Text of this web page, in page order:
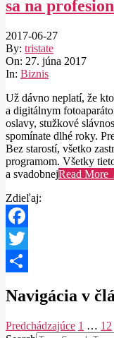
sa na
2017-06-27
By: tristate
On: 27. júna 2017
In: Biznis
Už dávno neplatí, že
a digitálnym
oslavy, stužkové
spomínate dlhé roky.
Bez starostí, všetko
programom. Všetky
a svadobnejRead More
Zdieľaj:
Facebook
Twitter
Navigácia v
Predchádzajúce 1 … 12